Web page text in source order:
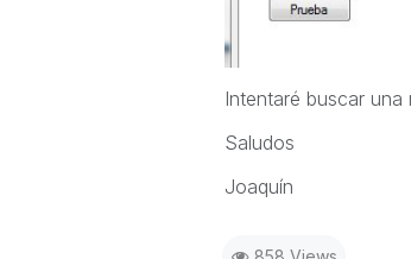
Intentaré buscar
Saludos
Joaquín